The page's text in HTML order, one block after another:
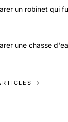
un robinet qui
une chasse
→